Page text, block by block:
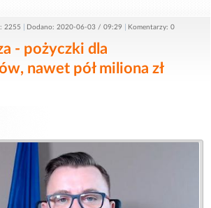
2255 Dodano: 2020-06-03 / 09:29 Komentarzy: 0
- pożyczki dla
nawet pół miliona zł